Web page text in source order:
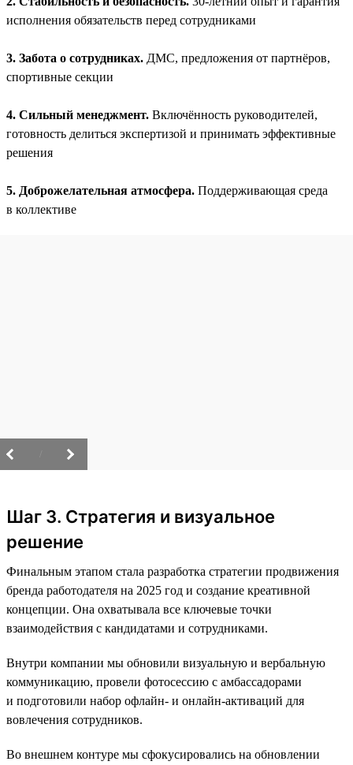
исполнения обязательств перед сотрудниками
3. Забота о сотрудниках. ДМС, предложения от партнёров,
спортивные секции
4. Сильный менеджмент. Включённость руководителей,
готовность делиться экспертизой и принимать эффективные
решения
5. Доброжелательная атмосфера. Поддерживающая среда
в коллективе
Шаг 3. Стратегия и визуальное
решение
Финальным этапом стала разработка стратегии продвижения
бренда работодателя на 2025 год и создание креативной
концепции. Она охватывала все ключевые точки
взаимодействия с кандидатами и сотрудниками.
Внутри компании мы обновили визуальную и вербальную
коммуникацию, провели фотосессию с амбассадорами
и подготовили набор офлайн- и онлайн-активаций для
вовлечения сотрудников.
Во внешнем контуре мы сфокусировались на обновлении